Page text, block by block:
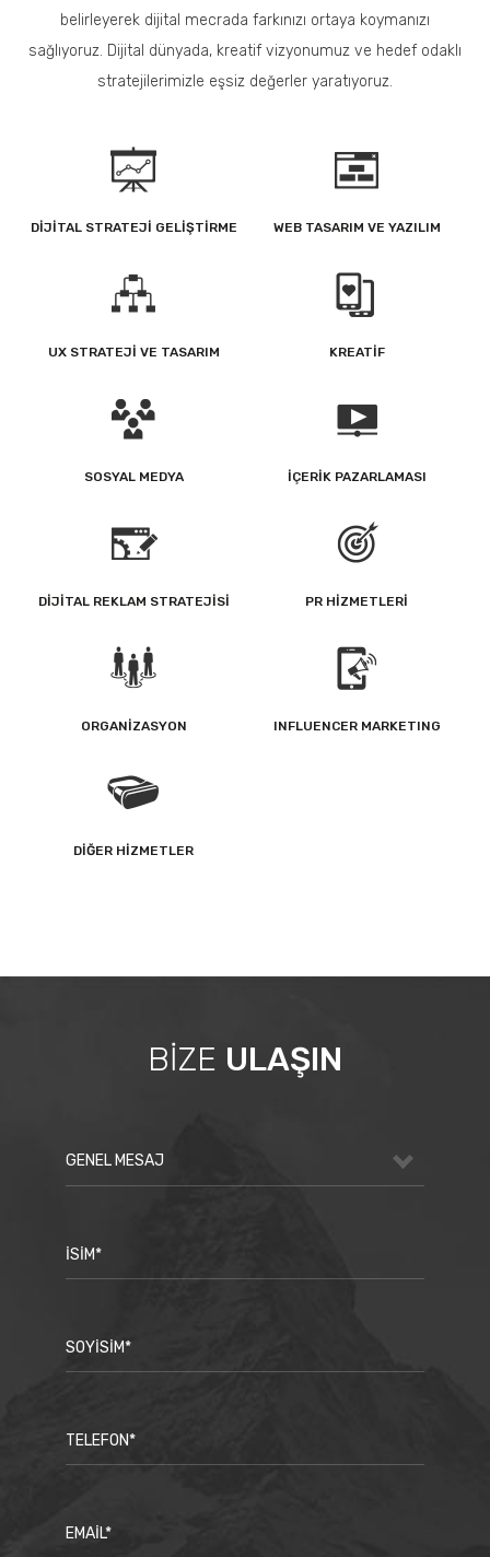
belirleyerek dijital mecrada farkınızı ortaya koymanızı
sağlıyoruz. Dijital dünyada, kreatif vizyonumuz ve hedef odaklı
stratejilerimizle eşsiz değerler yaratıyoruz.
DIJITAL STRATEJI GELIŞTIRME WEB TASARIM VE YAZILIM
UX STRATEJI VE TASARIM KREATIF
SOSYAL MEDYA İÇERIK PAZARLAMASI
DIJITAL REKLAM STRATEJISI PR HİZMETLERİ
ORGANIZASYON INFLUENCER MARKETING
DIĞER HIZMETLER
BİZE ULAŞIN